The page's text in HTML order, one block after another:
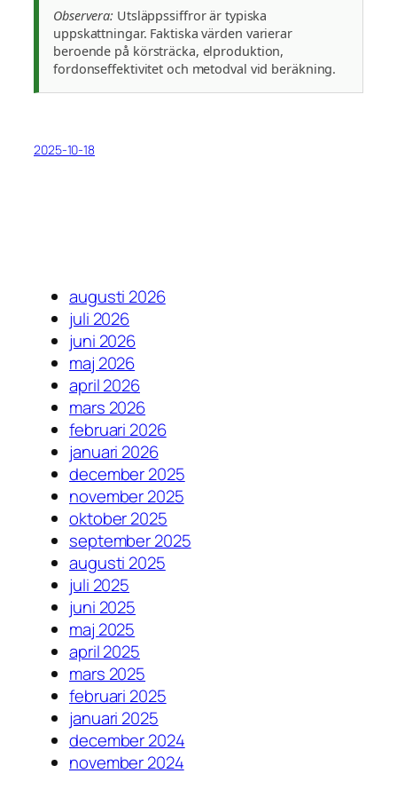
Observera: Utsläppssiffror är typiska
uppskattningar. Faktiska värden varierar
beroende på körsträcka, elproduktion,
fordonseffektivitet och metodval vid beräkning.
2025-10-18
augusti 2026
juli 2026
juni 2026
maj 2026
april 2026
mars 2026
februari 2026
januari 2026
december 2025
november 2025
oktober 2025
september 2025
augusti 2025
juli 2025
juni 2025
maj 2025
april 2025
mars 2025
februari 2025
januari 2025
december 2024
november 2024